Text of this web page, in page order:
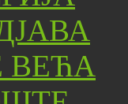
ВЕЋА